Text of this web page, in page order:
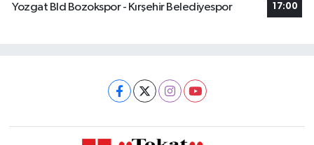
Yozgat Bld Bozokspor - Kırşehir Belediyespor 17:00